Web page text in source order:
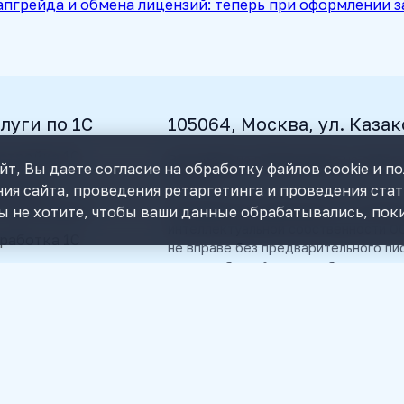
и обмена лицензий: теперь при оформлении
по 1С 105064, Москва, ул.
Все права на публикуемые на
© 2026.
Пользователь уведомлен, что
не вправе без предварительного
какие-либо действия с объектами
Вы даете согласие на обработку файлов cookie и
сайта, проведения ретаргетинга и проведения
не хотите, чтобы ваши данные обрабатывались,